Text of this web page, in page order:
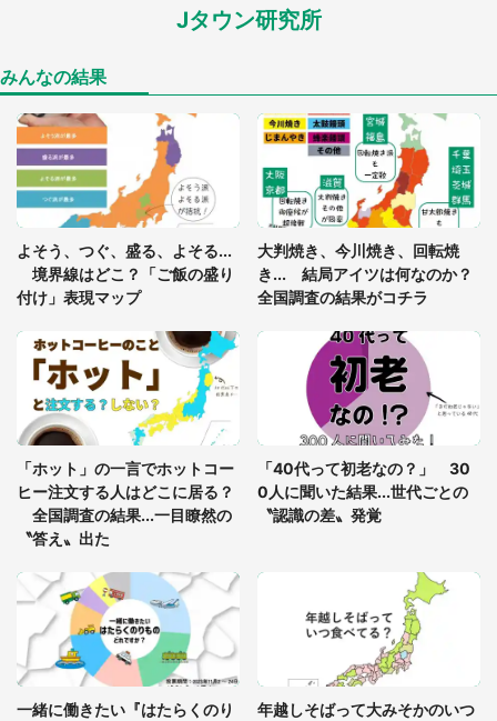
「閉所恐怖症の私は新幹線で大パニック。隣席の青
「ゾワゾワする」「本当に気持ち悪い」 道端でバ
グっちゃってた〝野生の野菜〟に6.5万人戦慄
座布団だろ」「食パンの耳」と1.4万人困惑
っ暗な道で遭難状態。なんとか見つけた民家に助け
を求めると、住人の男性が...」
「孫にあげると思って、あなたにこれをあげる」
真夏の山道で見知らぬお婆さんに握らされたもの
（山口県・30代女性）
Jタウン研究所
みんなの結果
よそう、つぐ、盛る、よそる...
境界線はどこ？「ご飯の盛り
付け」表現マップ
大判焼き、今川焼き、回転焼
き... 結局アイツは何なのか？
全国調査の結果がコチラ
「ホット」の一言でホットコー
ヒー注文する人はどこに居る？
全国調査の結果...一目瞭然の
〝答え〟出た
「40代って初老なの？」 30
0人に聞いた結果...世代ごとの
〝認識の差〟発覚
一緒に働きたい『はたらくのり
年越しそばって大みそかのいつ